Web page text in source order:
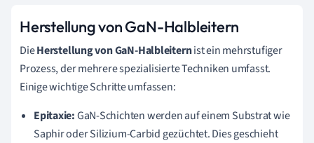
Herstellung von GaN-Halbleitern
DieHerstellung von GaN-Halbleiternist ein mehrstufiger
Prozess, der mehrere spezialisierte Techniken umfasst.
Einige wichtige Schritte umfassen:
Epitaxie:GaN-Schichten werden auf einem Substrat wie
Saphir oder Silizium-Carbid gezüchtet. Dies geschieht